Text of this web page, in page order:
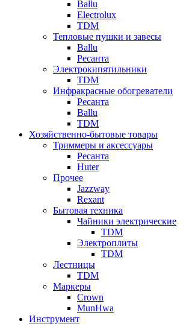
Ballu
Electrolux
TDM
Тепловые пушки и завесы
Ballu
Ресанта
Электрокипятильники
TDM
Инфракрасные обогреватели
Ресанта
Ballu
TDM
Хозяйственно-бытовые товары
Триммеры и аксессуары
Ресанта
Huter
Прочее
Jazzway
Rexant
Бытовая техника
Чайники электрические
TDM
Электроплиты
TDM
Лестницы
TDM
Маркеры
Crown
MunHwa
Инструмент